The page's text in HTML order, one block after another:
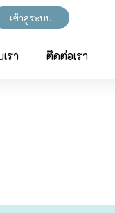
เข้าสู่ระบบ
รา ติดต่อเรา